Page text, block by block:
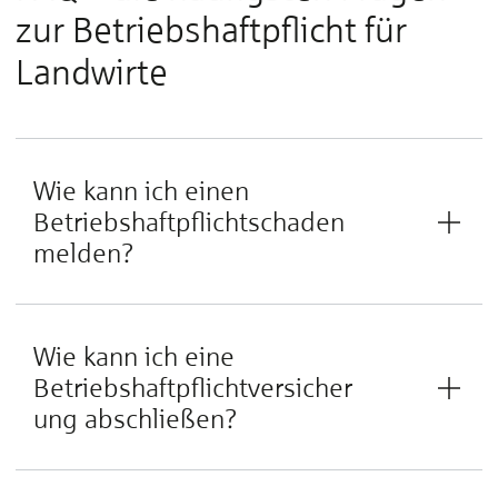
zur Betriebshaftpflicht für
Landwirte
Wie kann ich einen
Betriebshaftpflichtschaden
melden?
Wie kann ich eine
Betriebshaftpflichtversicher
ung abschließen?